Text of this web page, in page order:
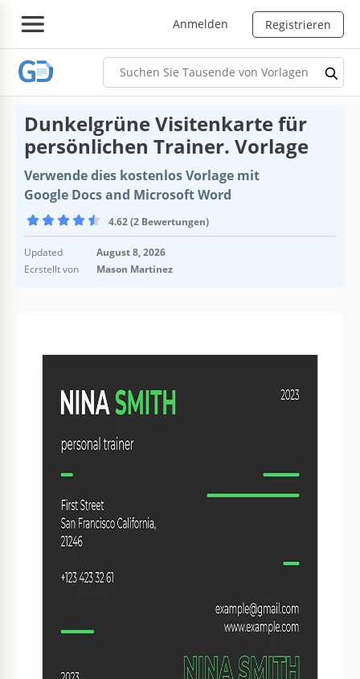
Anmelden Registrieren
Dunkelgrüne Visitenkarte für
persönlichen Trainer. Vorlage
Verwende dies kostenlos Vorlage mit
Google Docs and Microsoft Word
4.62 (2 Bewertungen)
Updated
August 8, 2026
Ecrstellt von
Mason Martinez